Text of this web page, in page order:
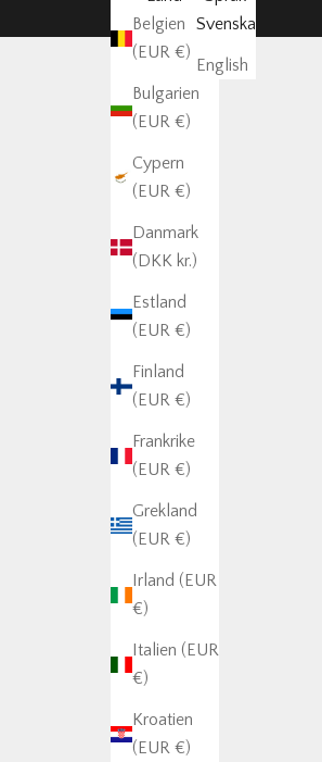
Belgien
(EUR €)
Bulgarien
(EUR €)
Cypern
(EUR €)
Danmark
(DKK kr.)
Estland
(EUR €)
Finland
(EUR €)
Frankrike
(EUR €)
Grekland
(EUR €)
Irland (EUR
€)
Italien (EUR
€)
Kroatien
(EUR €)
Svenska
English